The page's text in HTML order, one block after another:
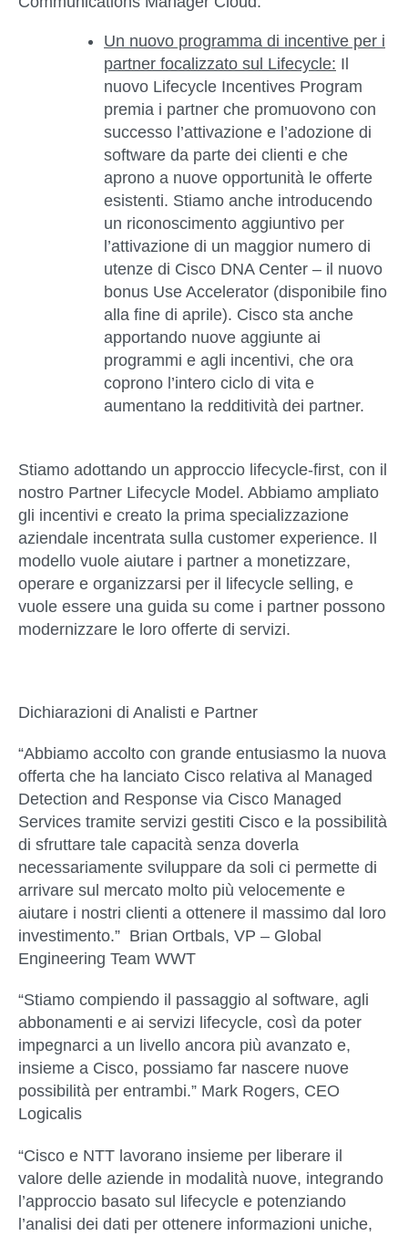
Un nuovo programma di incentive per i
partner focalizzato sul Lifecycle: Il
nuovo Lifecycle Incentives Program
premia i partner che promuovono con
successo l’attivazione e l’adozione di
software da parte dei clienti e che
aprono a nuove opportunità le offerte
esistenti. Stiamo anche introducendo
un riconoscimento aggiuntivo per
l’attivazione di un maggior numero di
utenze di Cisco DNA Center – il nuovo
bonus Use Accelerator (disponibile fino
alla fine di aprile). Cisco sta anche
apportando nuove aggiunte ai
programmi e agli incentivi, che ora
coprono l’intero ciclo di vita e
aumentano la redditività dei partner.
Stiamo adottando un approccio lifecycle-first, con il
nostro Partner Lifecycle Model . Abbiamo ampliato
gli incentivi e creato la prima specializzazione
aziendale incentrata sulla customer experience. Il
modello vuole aiutare i partner a monetizzare,
operare e organizzarsi per il lifecycle selling, e
vuole essere una guida su come i partner possono
modernizzare le loro offerte di servizi.
Dichiarazioni di Analisti e Partner
“Abbiamo accolto con grande entusiasmo la nuova
offerta che ha lanciato Cisco relativa al Managed
Detection and Response via Cisco Managed
Services tramite servizi gestiti Cisco e la possibilità
di sfruttare tale capacità senza doverla
necessariamente sviluppare da soli ci permette di
arrivare sul mercato molto più velocemente e
aiutare i nostri clienti a ottenere il massimo dal loro
investimento.” Brian Ortbals, VP – Global
Engineering Team WWT
“Stiamo compiendo il passaggio al software, agli
abbonamenti e ai servizi lifecycle, così da poter
impegnarci a un livello ancora più avanzato e,
insieme a Cisco, possiamo far nascere nuove
possibilità per entrambi.” Mark Rogers, CEO
Logicalis
“Cisco e NTT lavorano insieme per liberare il
valore delle aziende in modalità nuove, integrando
l’approccio basato sul lifecycle e potenziando
l’analisi dei dati per ottenere informazioni uniche,